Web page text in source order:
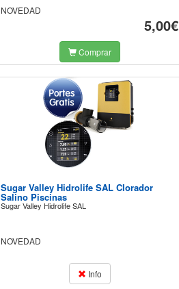
NOVEDAD
5,00€
Comprar
Sugar Valley Hidrolife SAL Clorador
Salino Piscinas
Sugar Valley Hidrolife SAL
NOVEDAD
Info